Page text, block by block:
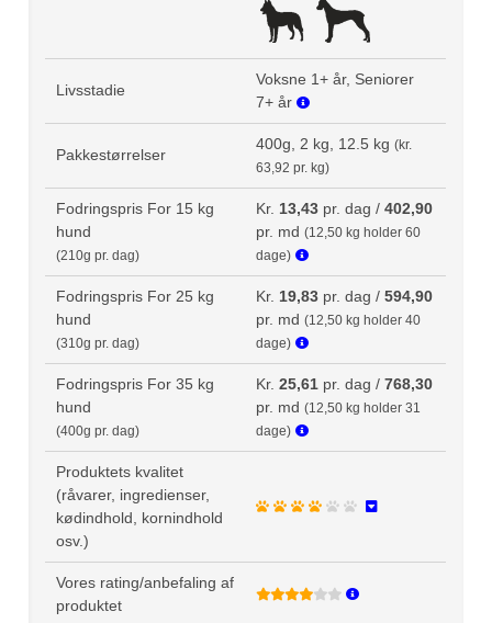
Livsstadie
Voksne 1+ år, Seniorer
7+ år
Pakkestørrelser
400g, 2 kg, 12.5 kg(kr.
63,92 pr. kg)
Fodringspris For 15 kg
hund
(210g pr. dag)
Kr. 13,43 pr. dag /402,90
pr. md(12,50 kg holder 60
dage)
Fodringspris For 25 kg
hund
(310g pr. dag)
Kr. 19,83 pr. dag /594,90
pr. md(12,50 kg holder 40
dage)
Fodringspris For 35 kg
hund
(400g pr. dag)
Kr.25,61 pr. dag /768,30
pr. md(12,50 kg holder 31
dage)
Produktets kvalitet
(råvarer, ingredienser,
kødindhold, kornindhold
osv.)
Vores rating/anbefaling af
produktet